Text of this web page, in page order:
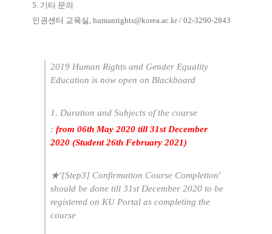
5. 기타 문의
인권센터 교육실, humanrights@korea.ac.kr / 02-3290-2843
2019 Human Rights and Gender Equality
Education is now open on Blackboard
1. Duration and Subjects of the course
: from 06th May 2020 till 31st December
2020 (Student 26th February 2021)
★'[Step3] Confirmation Course Completion'
should be done till 31st December 2020 to be
registered on KU Portal as completing the
course